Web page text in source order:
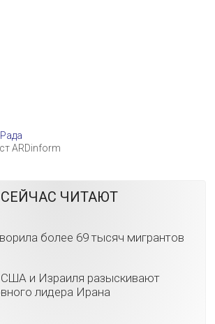
ARDinform
СЕЙЧАС ЧИТАЮТ
более 69 тысяч мигрантов
и Израиля разыскивают
лидера Ирана